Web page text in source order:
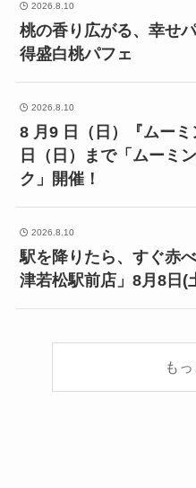
2026.8.10
桃の香り広がる、幸せ
得盛白桃パフェ
2026.8.10
8 月9 日（日）『ムー
日（日）まで「ムーミ
ク」開催！
2026.8.10
駅を降りたら、すぐ赤
津若松駅前店」8月8日(
も